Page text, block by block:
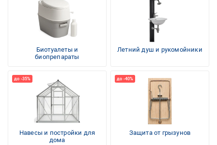
Биотуалеты и
биопрепараты
Летний душ и рукомойники
Навесы и постройки для
дома
Защита от грызунов